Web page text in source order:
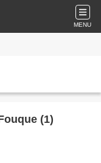
MENU
(1)